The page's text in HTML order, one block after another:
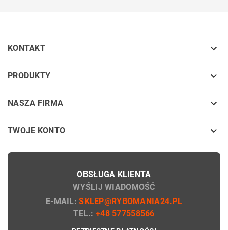
KONTAKT 
PRODUKTY keyboard_arrow_down
NASZA FIRMA keyboard_arrow_down
TWOJE KONTO 
OBSŁUGA KLIENTA
WYŚLIJ WIADOMOŚĆ
E-MAIL:SKLEP@RYBOMANIA24.PL
TEL.:+48 577558566